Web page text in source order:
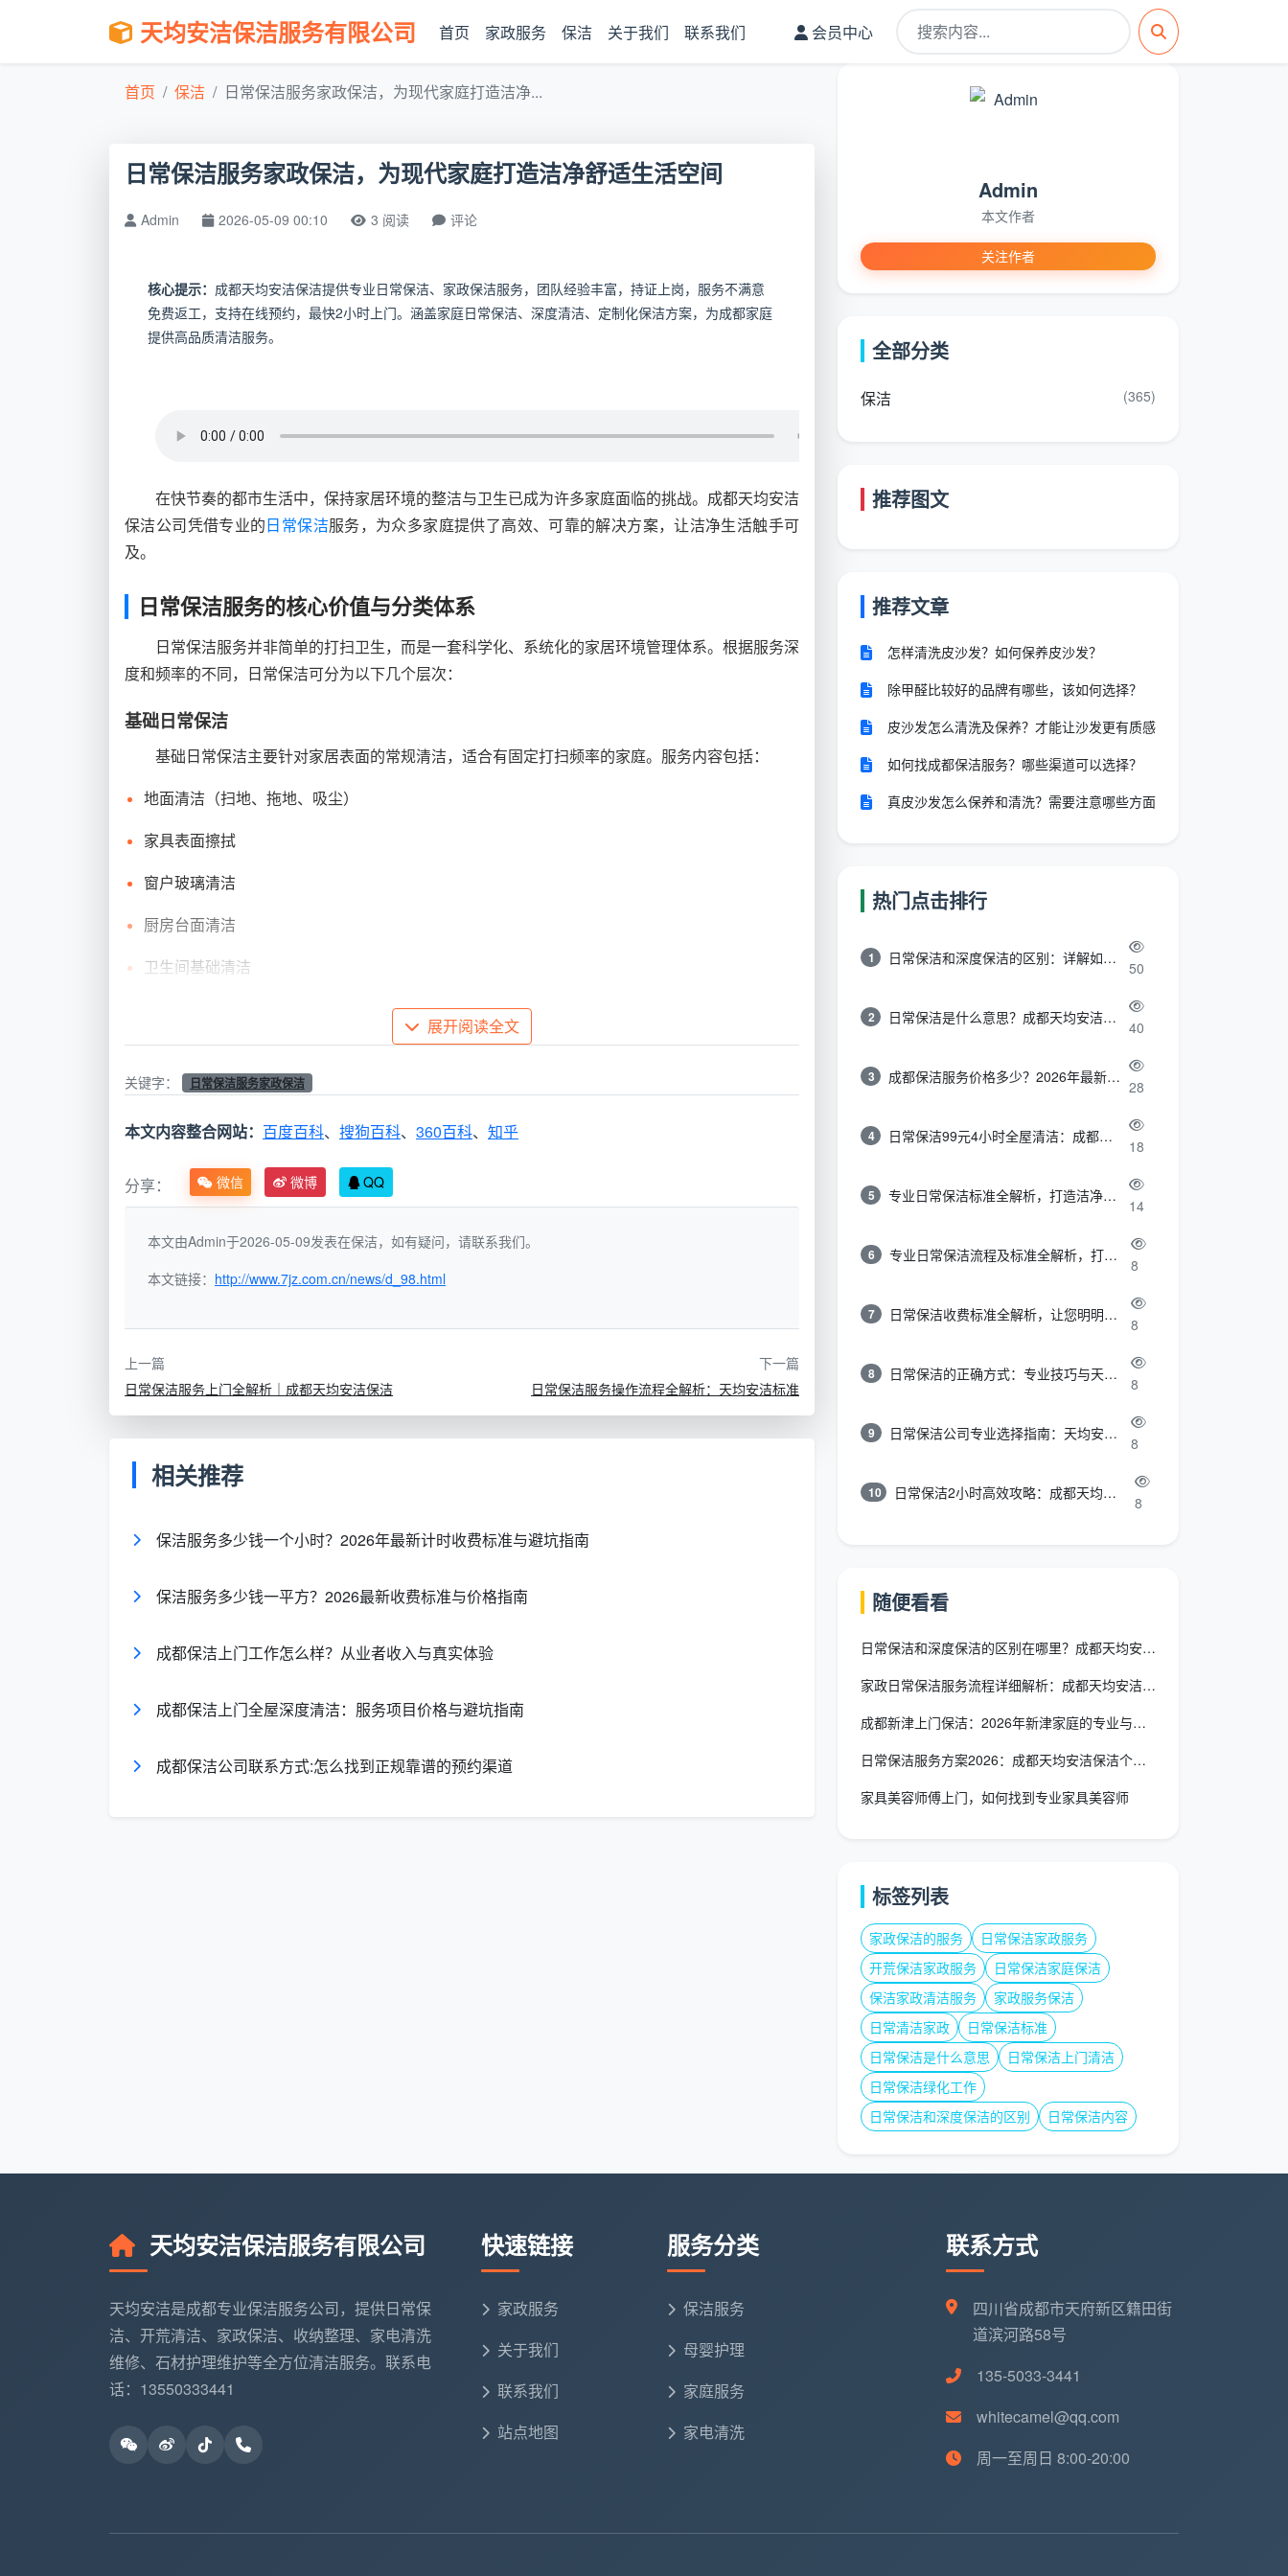
天均安洁保洁服务有限公司 首页 家政服务 保洁 关于我们 联系我们 会员中心
首页 保洁 日常保洁服务家政保洁，为现代家庭打造洁净...
日常保洁服务家政保洁，为现代家庭打造洁净舒适生活空间
Admin 2026-05-09 00:10 3 阅读 评论
核心提示： 成都天均安洁保洁提供专业日常保洁、家政保洁服务，团队经验丰富，持证上岗，服务不满意
免费返工，支持在线预约，最快2小时上门。涵盖家庭日常保洁、深度清洁、定制化保洁方案，为成都家庭
提供高品质清洁服务。
在快节奏的都市生活中，保持家居环境的整洁与卫生已成为许多家庭面临的挑战。成都天均安洁
保洁公司凭借专业的 日常保洁服务，为众多家庭提供了高效、可靠的解决方案，让洁净生活触手可
及。
日常保洁服务的核心价值与分类体系
日常保洁服务并非简单的打扫卫生，而是一套科学化、系统化的家居环境管理体系。根据服务深
度和频率的不同，日常保洁可分为以下几个层次：
基础日常保洁
基础日常保洁主要针对家居表面的常规清洁，适合有固定打扫频率的家庭。服务内容包括：
地面清洁（扫地、拖地、吸尘）
家具表面擦拭
窗户玻璃清洁
厨房台面清洁
卫生间基础清洁
深度日常保洁在基础清洁的基础上，增加了对重点区域的深度处理，特别适合有多月未进行彻底
打扫的家庭。服务特点包括：
厨房油烟机表面清洁
墙角、缝隙等隐蔽区域清洁
家电表面细致擦拭
定制化保洁方案
针对不同家庭的具体需求，天均安洁提供个性化定制服务，包括：
按周/按月定期保洁
特殊时段保洁（如节假日前后）
天均安洁保洁的服务优势与专业特色
专业化团队建设
统培训，掌握现代清洁技术和标准化作业流程。
先进设备与环保材料
安全。主要设备包括：
如何选择适合的日常保洁服务
评估家庭实际需求
家庭类型 重点清洁区域 特别注意事项
单身公寓
展开阅读全文
关键字： 日常保洁服务家政保洁
本文内容整合网站： 百度百科、 搜狗百科、 360百科、 知乎
分享： 微信 微博 QQ
本文由Admin于2026-05-09发表在保洁，如有疑问，请联系我们。
本文链接： http://www.7jz.com.cn/news/d_98.html
上一篇
日常保洁服务上门全解析｜成都天均安洁保洁
下一篇
日常保洁服务操作流程全解析：天均安洁标准
相关推荐
保洁服务多少钱一个小时？2026年最新计时收费标准与避坑指南
保洁服务多少钱一平方？2026最新收费标准与价格指南
成都保洁上门工作怎么样？从业者收入与真实体验
成都保洁上门全屋深度清洁：服务项目价格与避坑指南
成都保洁公司联系方式:怎么找到正规靠谱的预约渠道
Admin
本文作者
关注作者
全部分类
保洁 (365)
推荐图文
推荐文章
怎样清洗皮沙发？如何保养皮沙发？
除甲醛比较好的品牌有哪些，该如何选择？
皮沙发怎么清洗及保养？才能让沙发更有质感
如何找成都保洁服务？哪些渠道可以选择？
真皮沙发怎么保养和清洗？需要注意哪些方面
热门点击排行
1 日常保洁和深度保洁的区别：详解如何选择最适合的清洁服务
50
2 日常保洁是什么意思？成都天均安洁带你快速区分“日常vs深度vs开荒”
40
3 成都保洁服务价格多少？2026年最新报价表来了，这一篇看透所有费用
28
4 日常保洁99元4小时全屋清洁：成都天均安洁保洁超值服务全解析
18
5 专业日常保洁标准全解析，打造洁净舒适生活空间
14
6 专业日常保洁流程及标准全解析，打造洁净舒适环境
8
7 日常保洁收费标准全解析，让您明明白白消费
8
8 日常保洁的正确方式：专业技巧与天均安洁保洁服务全解析
8
9 日常保洁公司专业选择指南：天均安洁保洁服务全解析
8
10 日常保洁2小时高效攻略：成都天均安洁保洁专业时间管理方案
8
随便看看
日常保洁和深度保洁的区别在哪里？成都天均安洁保洁专业解析
家政日常保洁服务流程详细解析：成都天均安洁保洁标准化操作指南
成都新津上门保洁：2026年新津家庭的专业与品质之选
日常保洁服务方案2026：成都天均安洁保洁个性化定制全流程解
家具美容师傅上门，如何找到专业家具美容师
标签列表
家政保洁的服务
日常保洁家政服务
开荒保洁家政服务
日常保洁家庭保洁
保洁家政清洁服务
家政服务保洁
日常清洁家政
日常保洁标准
日常保洁是什么意思
日常保洁上门清洁
日常保洁绿化工作
日常保洁和深度保洁的区别
日常保洁内容
天均安洁保洁服务有限公司
天均安洁是成都专业保洁服务公司，提供日常保
洁、开荒清洁、家政保洁、收纳整理、家电清洗
维修、石材护理维护等全方位清洁服务。联系电
话：13550333441
快速链接
家政服务
关于我们
联系我们
站点地图
服务分类
保洁服务
母婴护理
家庭服务
家电清洗
联系方式
四川省成都市天府新区籍田街
道滨河路58号
135-5033-3441
whitecamel@qq.com
周一至周日 8:00-20:00